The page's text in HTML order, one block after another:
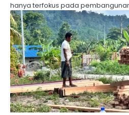
hanya terfokus pada